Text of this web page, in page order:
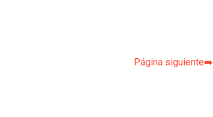
Página siguiente➡️